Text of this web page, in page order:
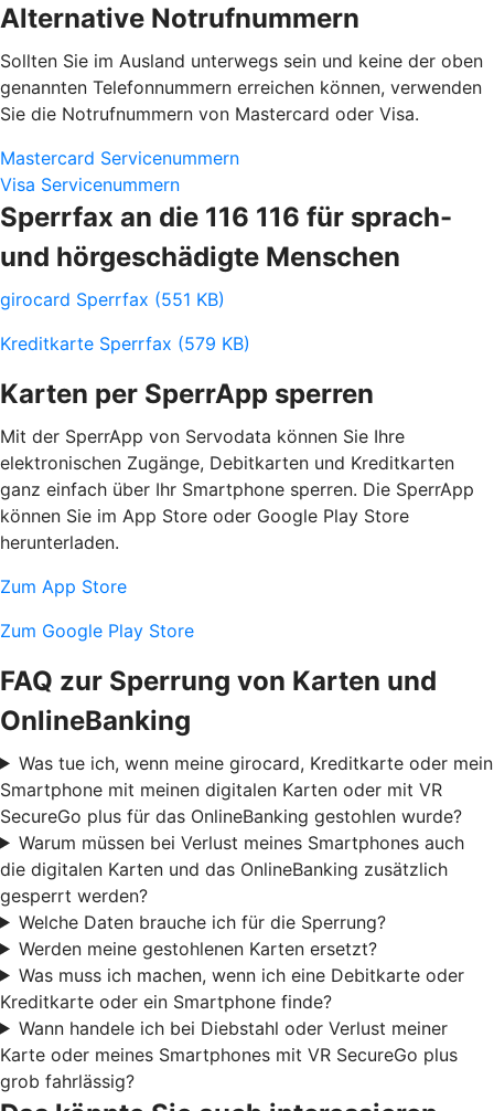
Alternative Notrufnummern
Sollten Sie im Ausland unterwegs sein und keine der oben
genannten Telefonnummern erreichen können, verwenden
Sie die Notrufnummern von Mastercard oder Visa.
Mastercard Servicenummern
Visa Servicenummern
Sperrfax an die 116 116 für sprach-
und hörgeschädigte Menschen
girocard Sperrfax (551 KB)
Kreditkarte Sperrfax (579 KB)
Karten per SperrApp sperren
Mit der SperrApp von Servodata können Sie Ihre
elektronischen Zugänge, Debitkarten und Kreditkarten
ganz einfach über Ihr Smartphone sperren. Die SperrApp
können Sie im App Store oder Google Play Store
herunterladen.
Zum App Store
Zum Google Play Store
FAQ zur Sperrung von Karten und
OnlineBanking
Was tue ich, wenn meine girocard, Kreditkarte oder mein
Smartphone mit meinen digitalen Karten oder mit VR
SecureGo plus für das OnlineBanking gestohlen wurde?
Warum müssen bei Verlust meines Smartphones auch
die digitalen Karten und das OnlineBanking zusätzlich
gesperrt werden?
Welche Daten brauche ich für die Sperrung?
Werden meine gestohlenen Karten ersetzt?
Was muss ich machen, wenn ich eine Debitkarte oder
Kreditkarte oder ein Smartphone finde?
Wann handele ich bei Diebstahl oder Verlust meiner
Karte oder meines Smartphones mit VR SecureGo plus
grob fahrlässig?